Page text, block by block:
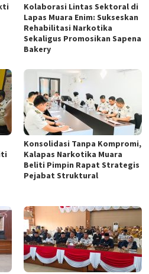
Kolaborasi Lintas Sektoral di
Lapas Muara Enim: Sukseskan
Rehabilitasi Narkotika
Sekaligus Promosikan Sapena
Bakery
Konsolidasi Tanpa Kompromi,
Kalapas Narkotika Muara
Beliti Pimpin Rapat Strategis
Pejabat Struktural